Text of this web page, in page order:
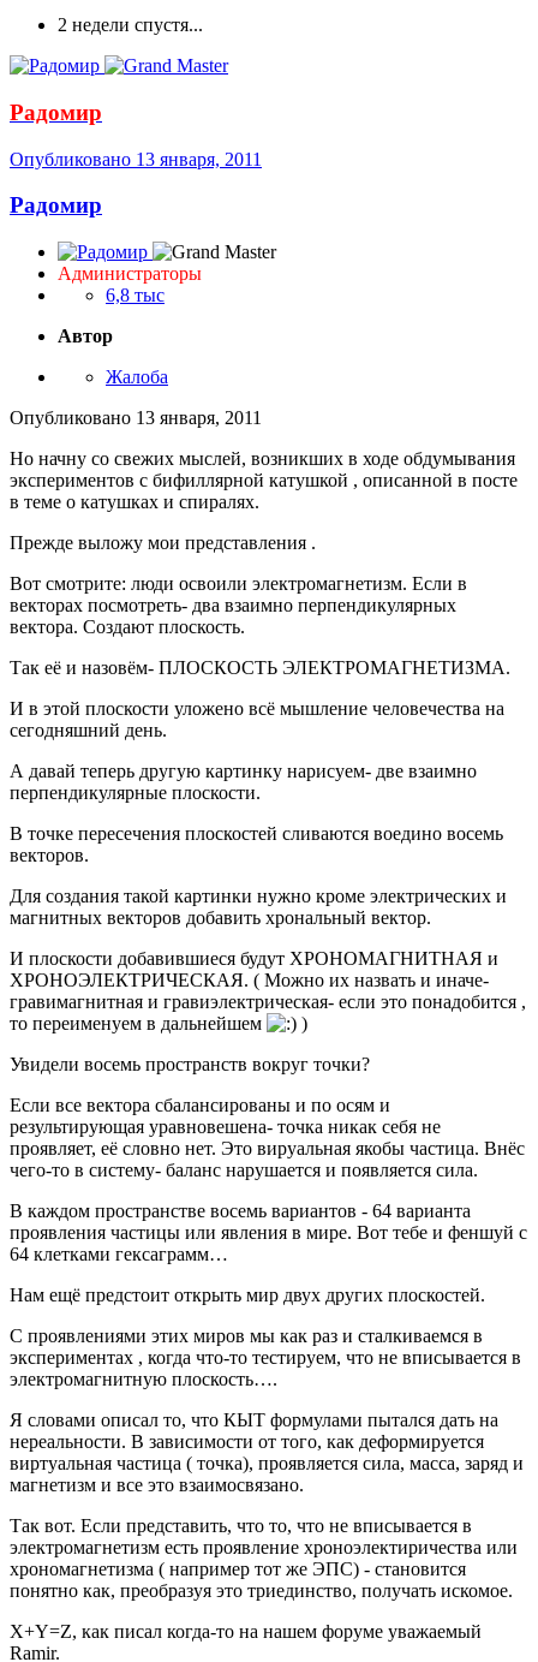
2 недели спустя...
Радомир
Опубликовано 13 января, 2011
Радомир
Администраторы
6,8 тыс
Автор
Жалоба
Опубликовано 13 января, 2011
Но начну со свежих мыслей, возникших в ходе обдумывания
экспериментов с бифиллярной катушкой , описанной в посте
в теме о катушках и спиралях.
Прежде выложу мои представления .
Вот смотрите: люди освоили электромагнетизм. Если в
векторах посмотреть- два взаимно перпендикулярных
вектора. Создают плоскость.
Так её и назовём- ПЛОСКОСТЬ ЭЛЕКТРОМАГНЕТИЗМА.
И в этой плоскости уложено всё мышление человечества на
сегодняшний день.
А давай теперь другую картинку нарисуем- две взаимно
перпендикулярные плоскости.
В точке пересечения плоскостей сливаются воедино восемь
векторов.
Для создания такой картинки нужно кроме электрических и
магнитных векторов добавить хрональный вектор.
И плоскости добавившиеся будут ХРОНОМАГНИТНАЯ и
ХРОНОЭЛЕКТРИЧЕСКАЯ. ( Можно их назвать и иначе-
гравимагнитная и гравиэлектрическая- если это понадобится ,
то переименуем в дальнейшем
)
Увидели восемь пространств вокруг точки?
Если все вектора сбалансированы и по осям и
результирующая уравновешена- точка никак себя не
проявляет, её словно нет. Это вируальная якобы частица. Внёс
чего-то в систему- баланс нарушается и появляется сила.
В каждом пространстве восемь вариантов - 64 варианта
проявления частицы или явления в мире. Вот тебе и феншуй с
64 клетками гексаграмм…
Нам ещё предстоит открыть мир двух других плоскостей.
С проявлениями этих миров мы как раз и сталкиваемся в
экспериментах , когда что-то тестируем, что не вписывается в
электромагнитную плоскость….
Я словами описал то, что КЫТ формулами пытался дать на
нереальности. В зависимости от того, как деформируется
виртуальная частица ( точка), проявляется сила, масса, заряд и
магнетизм и все это взаимосвязано.
Так вот. Если представить, что то, что не вписывается в
электромагнетизм есть проявление хроноэлектиричества или
хрономагнетизма ( например тот же ЭПС) - становится
понятно как, преобразуя это триединство, получать искомое.
Х+Y=Z, как писал когда-то на нашем форуме уважаемый
Ramir.